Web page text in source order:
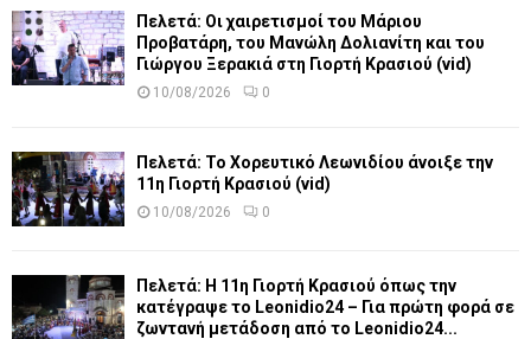
Πελετά: Οι χαιρετισμοί του Μάριου
Προβατάρη, του Μανώλη Δολιανίτη και του
Γιώργου Ξερακιά στη Γιορτή Κρασιού (vid)
10/08/2026 0
Πελετά: Το Χορευτικό Λεωνιδίου άνοιξε την
11η Γιορτή Κρασιού (vid)
10/08/2026 0
Πελετά: Η 11η Γιορτή Κρασιού όπως την
κατέγραψε το Leonidio24 – Για πρώτη φορά σε
ζωντανή μετάδοση από το Leonidio24...